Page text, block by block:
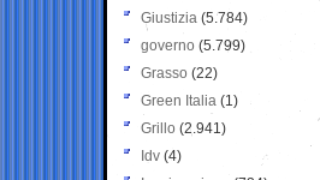
Giustizia (5.784)
governo (5.799)
Grasso (22)
Green Italia (1)
Grillo (2.941)
Idv (4)